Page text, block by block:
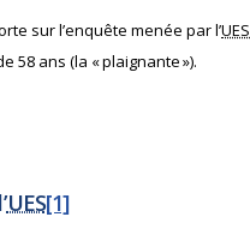
sur l’enquête menée par l’UES
58 ans (la « plaignante »).
UES[1]